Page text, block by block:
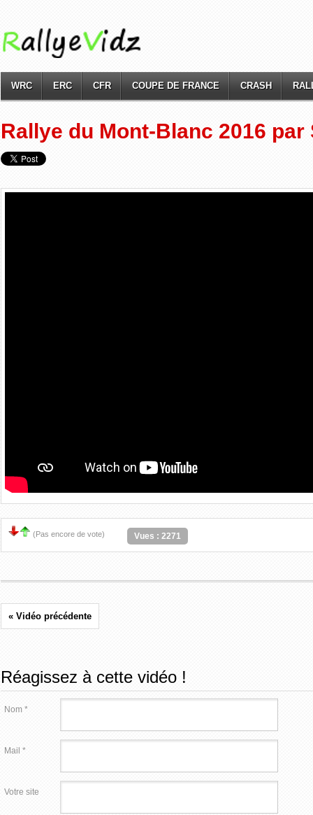
WRC ERC CFR COUPE DE FRANCE CRASH
Rallye du Mont-Blanc 2016 par
(Pas encore de vote) Vues : 2271
« Vidéo précédente
Réagissez à cette vidéo !
Nom *
Mail *
Votre site